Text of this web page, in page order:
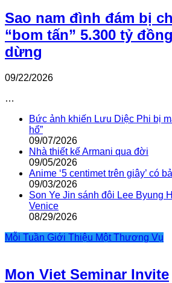
Sao nam đình đám bị
“bom tấn” 5.300 tỷ
dừng
09/22/2026
…
Bức ảnh khiến Lưu Diệc Phi bị
hổ”
09/07/2026
Nhà thiết kế Armani qua đời
09/05/2026
Anime ‘5 centimet trên giây’ có
09/03/2026
Son Ye Jin sánh đôi Lee Byung
Venice
08/29/2026
Mỗi Tuần Giới Thiệu Một Thương Vụ
Mon Viet Seminar Invite